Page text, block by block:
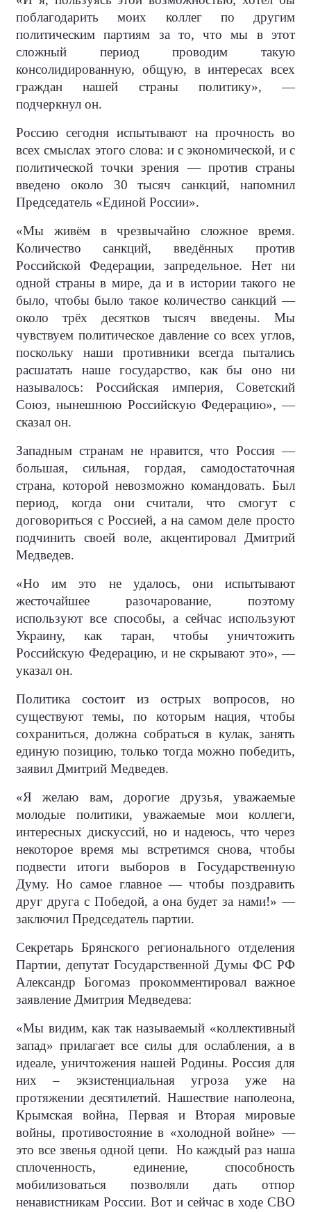
поблагодарить моих коллег по другим
политическим партиям за то, что мы в этот
сложный период проводим такую
консолидированную, общую, в интересах всех
граждан нашей страны политику», —
подчеркнул он.
Россию сегодня испытывают на прочность во
всех смыслах этого слова: и с экономической, и с
политической точки зрения — против страны
введено около 30 тысяч санкций, напомнил
Председатель «Единой России».
«Мы живём в чрезвычайно сложное время.
Количество санкций, введённых против
Российской Федерации, запредельное. Нет ни
одной страны в мире, да и в истории такого не
было, чтобы было такое количество санкций —
около трёх десятков тысяч введены. Мы
чувствуем политическое давление со всех углов,
поскольку наши противники всегда пытались
расшатать наше государство, как бы оно ни
называлось: Российская империя, Советский
Союз, нынешнюю Российскую Федерацию», —
сказал он.
Западным странам не нравится, что Россия —
большая, сильная, гордая, самодостаточная
страна, которой невозможно командовать. Был
период, когда они считали, что смогут с
договориться с Россией, а на самом деле просто
подчинить своей воле, акцентировал Дмитрий
Медведев.
«Но им это не удалось, они испытывают
жесточайшее разочарование, поэтому
используют все способы, а сейчас используют
Украину, как таран, чтобы уничтожить
Российскую Федерацию, и не скрывают это», —
указал он.
Политика состоит из острых вопросов, но
существуют темы, по которым нация, чтобы
сохраниться, должна собраться в кулак, занять
единую позицию, только тогда можно победить,
заявил Дмитрий Медведев.
«Я желаю вам, дорогие друзья, уважаемые
молодые политики, уважаемые мои коллеги,
интересных дискуссий, но и надеюсь, что через
некоторое время мы встретимся снова, чтобы
подвести итоги выборов в Государственную
Думу. Но самое главное — чтобы поздравить
друг друга с Победой, а она будет за нами!» —
заключил Председатель партии.
Секретарь Брянского регионального отделения
Партии, депутат Государственной Думы ФС РФ
Александр Богомаз прокомментировал важное
заявление Дмитрия Медведева:
«Мы видим, как так называемый «коллективный
запад» прилагает все силы для ослабления, а в
идеале, уничтожения нашей Родины. Россия для
них – экзистенциальная угроза уже на
протяжении десятилетий. Нашествие наполеона,
Крымская война, Первая и Вторая мировые
войны, противостояние в «холодной войне» —
это все звенья одной цепи.
Но каждый раз наша
сплоченность, единение, способность
мобилизоваться позволяли дать отпор
ненавистникам России. Вот и сейчас в ходе СВО